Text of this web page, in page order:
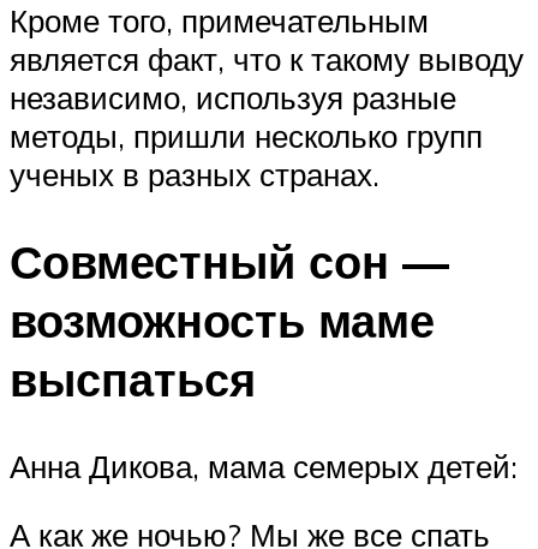
Кроме того, примечательным
является факт, что к такому выводу
независимо, используя разные
методы, пришли несколько групп
ученых в разных странах.
Совместный сон —
возможность маме
выспаться
Анна Дикова, мама семерых детей:
А как же ночью? Мы же все спать